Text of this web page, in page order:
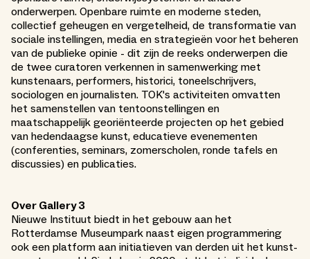
onderwerpen. Openbare ruimte en moderne steden,
collectief geheugen en vergetelheid, de transformatie van
sociale instellingen, media en strategieën voor het beheren
van de publieke opinie - dit zijn de reeks onderwerpen die
de twee curatoren verkennen in samenwerking met
kunstenaars, performers, historici, toneelschrijvers,
sociologen en journalisten. TOK's activiteiten omvatten
het samenstellen van tentoonstellingen en
maatschappelijk georiënteerde projecten op het gebied
van hedendaagse kunst, educatieve evenementen
(conferenties, seminars, zomerscholen, ronde tafels en
discussies) en publicaties.
Over Gallery 3
Nieuwe Instituut biedt in het gebouw aan het
Rotterdamse Museumpark naast eigen programmering
ook een platform aan initiatieven van derden uit het kunst-